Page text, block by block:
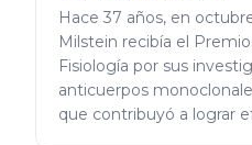
Hace 37 años, en
Milstein recibía el
Fisiología por sus
anticuerpos
que contribuyó a lograr